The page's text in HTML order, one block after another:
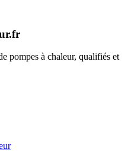
pompes à chaleur, qualifiés et